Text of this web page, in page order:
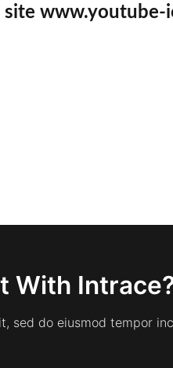
site www.youtube-
With
sed do eiusmod tempor